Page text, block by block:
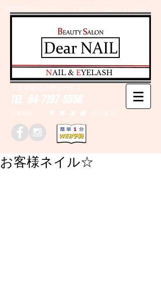
千葉県野田市のネイルサロン、まつげエクステはＤｅａｒＮAILへ
TEL 04-7197-5556
営業時間 10：00～20：00 (予約優先)
千葉県野田市野田790-1
​NAIL & EYELASH
お客様ネイル☆